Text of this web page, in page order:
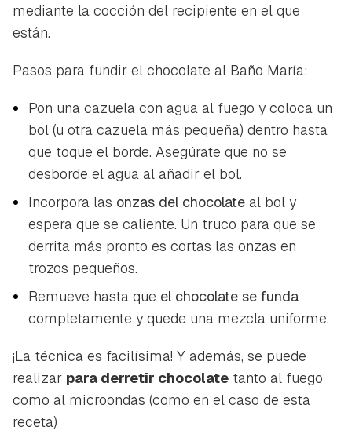
mediante la cocción del recipiente en el que
están.
Pasos para fundir el chocolate al Baño María:
Pon una cazuela con agua al fuego y coloca un
bol (u otra cazuela más pequeña) dentro hasta
que toque el borde. Asegúrate que no se
desborde el agua al añadir el bol.
Incorpora las onzas del chocolate al bol y
espera que se caliente. Un truco para que se
derrita más pronto es cortas las onzas en
trozos pequeños.
Remueve hasta que el chocolate se funda
completamente y quede una mezcla uniforme.
¡La técnica es facilísima! Y además, se puede
realizar para derretir chocolate tanto al fuego
como al microondas (como en el caso de esta
receta)